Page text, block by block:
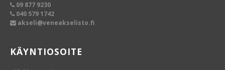
09 877 9230
040 579 1742
akseli@veneakselisto.fi
KÄYNTIOSOITE